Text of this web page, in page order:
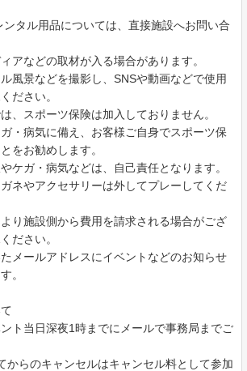
タル用品については、直接施設へお問い合
アなどの取材が入る場合があります。
風景などを撮影し、SNSや動画などで使用
ださい。
、スポーツ保険は加入しておりません。
・病気に備え、お客様ご自身でスポーツ保
をお勧めします。
ケガ・病気などは、自己責任となります。
ネやアクセサリーは外してプレーしてくだ
り施設側から費用を請求される場合がござ
ださい。
メールアドレスにイベントなどのお知らせ
。
ト当日深夜1時までにメールで事務局までご
からのキャンセルはキャンセル料として参加